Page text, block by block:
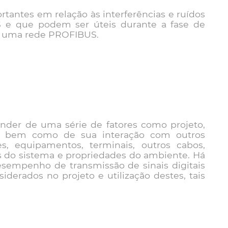
em relação às interferências e ruídos
e que podem ser úteis durante a fase de
rede PROFIBUS.
de uma série de fatores como projeto,
bem como de sua interação com outros
equipamentos, terminais, outros cabos,
sistema e propriedades do ambiente. Há
de transmissão de sinais digitais
no projeto e utilização destes, tais